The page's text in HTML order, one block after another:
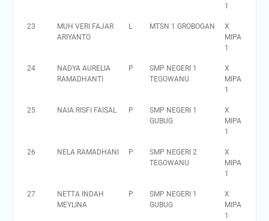
1
23
MUH VERI FAJAR
ARIYANTO
L MTSN 1 GROBOGAN
X
MIPA
1
24
NADYA AURELIA
RAMADHANTI
P
SMP NEGERI 1
TEGOWANU
X
MIPA
1
25 NAIA RISFI FAISAL P
SMP NEGERI 1
GUBUG
X
MIPA
1
26 NELA RAMADHANI P
SMP NEGERI 2
TEGOWANU
X
MIPA
1
27
NETTA INDAH
MEYLINA
P
SMP NEGERI 1
GUBUG
X
MIPA
1